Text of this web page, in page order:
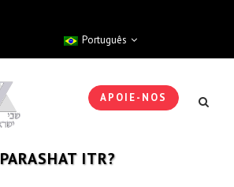
Português
APOIE-NOS
PARASHAT ITR?